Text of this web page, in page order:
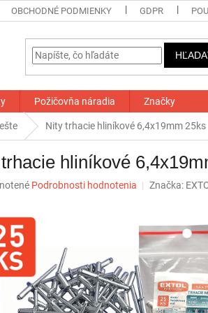
OBCHODNÉ PODMIENKY GDPR
Požičovňa náradia Značky
Nity trhacie hliníkové 6,4x19mm 25ks
hliníkové
Podrobnosti hodnotenia Značka: